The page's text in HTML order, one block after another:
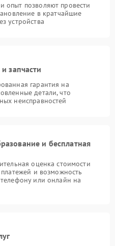
опыт позволяют провести
в кратчайшие
устройства
запчасти
гарантия на
детали, что
неисправностей
и бесплатная
оценка стоимости
и возможность
или онлайн на